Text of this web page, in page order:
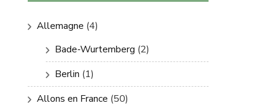
Allemagne (4)
Bade-Wurtemberg (2)
Berlin (1)
Allons en France (50)